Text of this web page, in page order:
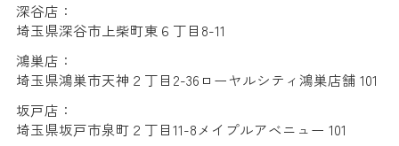
深谷店：
埼玉県深谷市上柴町東６丁目8-11
鴻巣店：
埼玉県鴻巣市天神２丁目2-36ローヤルシティ鴻巣店舗 101
坂戸店：
埼玉県坂戸市泉町２丁目11-8メイプルアベニュー 101